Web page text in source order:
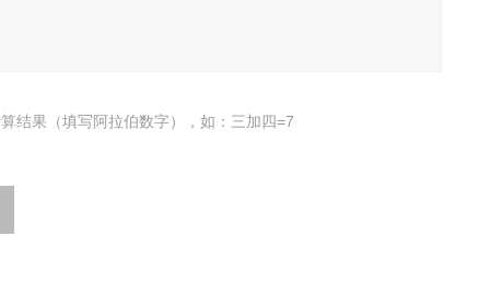
结果（填写阿拉伯数字），如：三加四=7